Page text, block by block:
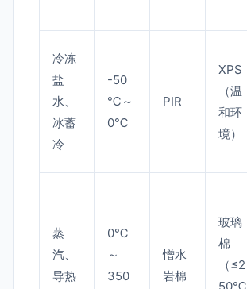
冷冻
盐
水、
冰蓄
冷
-50
℃～
0℃
PIR
XPS
（温
和环
境）
蒸
汽、
导热
0℃
～
350
憎水
岩棉
玻璃
棉
（≤2